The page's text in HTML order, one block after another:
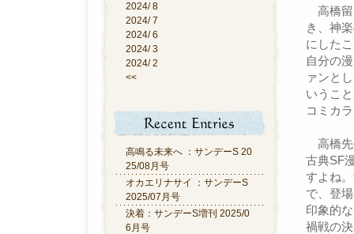
2024/ 8
2024/ 7
2024/ 6
2024/ 3
2024/ 2
<<
高鳴る未来へ ：サンデーS 20
25/08月号
オカエリナサイ ：サンデーS
2025/07月号
決着：サンデーS増刊 2025/0
6月号
高橋留
き、神
にした
自分の
ァンと
いうこ
コミカ
高橋先
古典SF
すよね
で、登
印象的
禍戦の